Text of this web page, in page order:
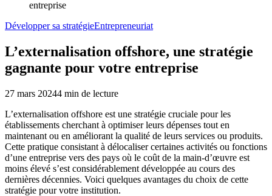
entreprise
Développer sa stratégieEntrepreneuriat
L’externalisation offshore, une stratégie
gagnante pour votre entreprise
27 mars 20244 min de lecture
L’externalisation offshore est une stratégie cruciale pour les
établissements cherchant à optimiser leurs dépenses tout en
maintenant ou en améliorant la qualité de leurs services ou produits.
Cette pratique consistant à délocaliser certaines activités ou fonctions
d’une entreprise vers des pays où le coût de la main-d’œuvre est
moins élevé s’est considérablement développée au cours des
dernières décennies. Voici quelques avantages du choix de cette
stratégie pour votre institution.